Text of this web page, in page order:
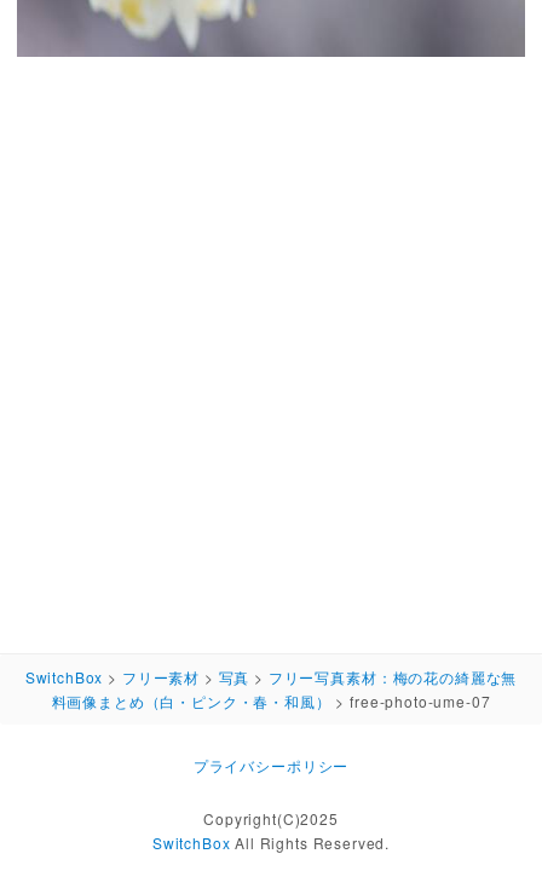
SwitchBox > フリー素材 > 写真 > フリー写真素材：梅の花の綺麗な無
料画像まとめ（白・ピンク・春・和風）
>free-photo-ume-07
プライバシーポリシー
Copyright(C)2025
SwitchBox All Rights Reserved.